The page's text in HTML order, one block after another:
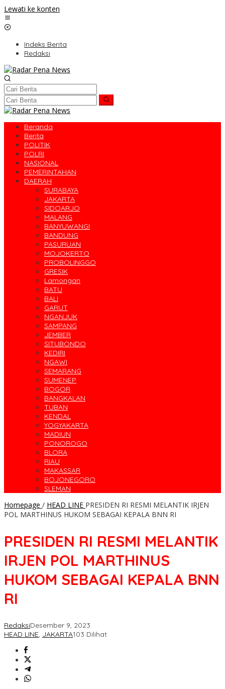
Lewati ke konten
Indeks Berita
Redaksi
Beranda
Berita
POLITIK
POLRI
NASIONAL
PEMERINTAHAN
DAERAH
SURABAYA
JAKARTA
SIDOARJO
MALANG
BANYUWANGI
BANDUNG
PASURUAN
MOJOKERTO
PROBOLINGGO
GRESIK
Lamongan
BATU
BALI
GARUT
NGANJUK
SAMPANG
JEMBER
SITUBONDO
KEDIRI
NGAWI
SEMARANG
SUMENEP
BOGOR
BANGKALAN
TUBAN
KENDAL
YOGYAKARTA
MADIUN
PONOROGO
BLORA
RIAU
MAKASSAR
BOJONEGORO
SLEMAN
Homepage / HEAD LINE PRESIDEN RI RESMI MELANTIK IRJEN
POL MARTHINUS HUKOM SEBAGAI KEPALA BNN RI
PRESIDEN RI RESMI MELANTIK
IRJEN POL MARTHINUS
HUKOM SEBAGAI KEPALA BNN
RI
RedaksiDesember 9, 2023
HEAD LINE, JAKARTA103 Dilihat